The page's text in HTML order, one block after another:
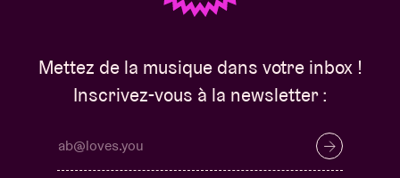
Mettez de la musique dans votre inbox !
Inscrivez-vous à la newsletter :